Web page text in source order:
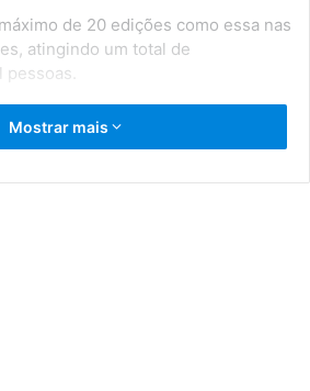
de 20 edições como essa nas
atingindo um total de
Mostrar mais